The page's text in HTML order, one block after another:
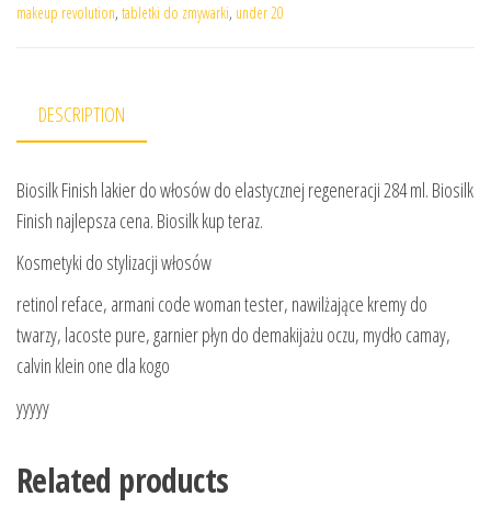
makeup revolution, tabletki do zmywarki, under 20
DESCRIPTION
Biosilk Finish lakier do włosów do elastycznej regeneracji 284 ml. Biosilk
Finish najlepsza cena. Biosilk kup teraz.
Kosmetyki do stylizacji włosów
retinol reface, armani code woman tester, nawilżające kremy do
twarzy, lacoste pure, garnier płyn do demakijażu oczu, mydło camay,
calvin klein one dla kogo
yyyyy
Related products